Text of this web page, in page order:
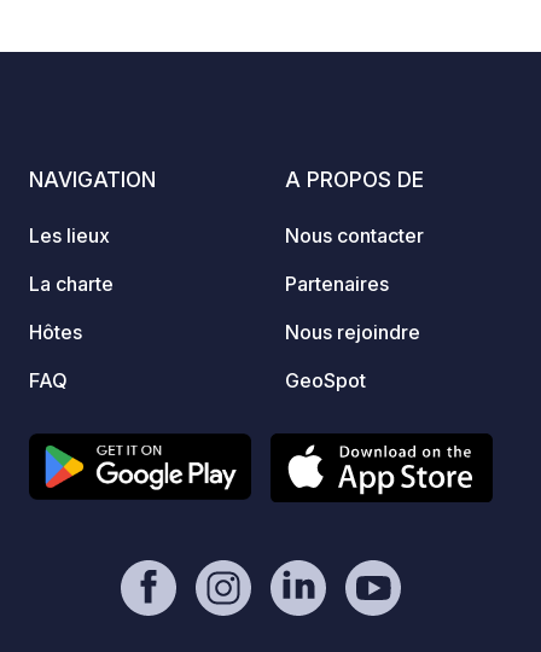
NAVIGATION
Les lieux
La charte
Hôtes
FAQ
A PROPOS DE
Nous contacter
Partenaires
Nous rejoindre
GeoSpot